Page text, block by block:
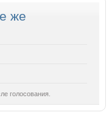
же
голосования.